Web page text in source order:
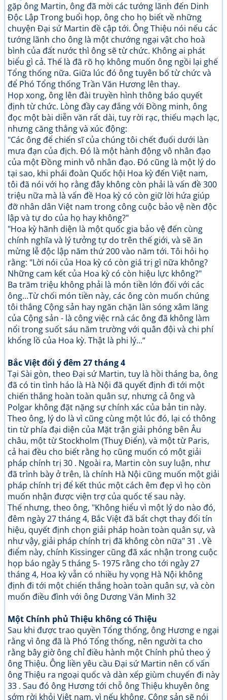
gặp ông Martin, ông đã mời các tướng lãnh đến Dinh
Độc Lập Trong buổi họp, ông cho họ biết về những
chuyện Đại sứ Martin đề cập tới. Ông Thiệu nói nếu các
tướng lãnh cho ông là một chướng ngại vật cho hoà
bình của đất nước thì ông sẽ từ chức. Không ai phát
biểu gì cả. Thế là đã rõ họ không muốn ông ngồi lại ghế
Tổng thống nữa. Giữa lúc đó ông tuyên bố từ chức và
để Phó Tổng thống Trần Văn Hương lên thay.
Họp xong, ông lên đài truyền hình thông báo quyết
định từ chức. Lòng đầy cay đắng với Đồng minh, ông
đọc một bài diễn văn rất dài, tuy rời rạc, thiếu mạch lạc,
nhưng căng thẳng và xúc động:
"Các ông để chiến sĩ của chúng tôi chết đuối dưới làn
mưa đạn của địch. Đó là một hành động vô nhân đạo
của một Đồng minh vô nhân đạo. Đó cũng là một lý do
tại sao, khi phái đoàn Quốc hội Hoa kỳ đến Việt nam,
tôi đã nói với họ rằng đây không còn phải là vấn đề 300
triệu nữa mà là vấn đề Hoa kỳ có còn giữ lời hứa giúp
đỡ nhân dân Việt nam trong công cuộc bảo vệ nền độc
lập và tự do của họ hay không?"
"Hoa kỳ hãnh diện là một quốc gia bảo vệ đến cùng
chính nghĩa và lý tưởng tự do trên thế giới, và sẽ ăn
mừng lễ độc lập năm thứ 200 vào năm tới. Tôi hỏi họ
rằng: "Lời nói của Hoa kỳ có còn giá trị gì nữa không?
Những cam kết của Hoa kỳ có còn hiệu lực không?"
Ba trăm triệu không phải là món tiền lớn đối với các
ông…Từ chối món tiền này, các ông còn muốn chúng
tôi thắng Cộng sản hay ngăn chặn làn sóng xâm lăng
của Cộng sản - là công việc rnà các ông đã không làm
nổi trong suốt sáu năm trường với quân đội và chi phí
khổng lồ của Hoa kỳ. Thật là phi lý...“
Bắc Việt đổi ý đêm 27 tháng 4
Tại Sài gòn, theo Đại sứ Martin, tuy là hồi tháng ba, ông
đã có tin tình háo là Hà Nội đã quyết định đi tới một
chiến thắng hoàn toàn quân sự, nhưng cả ông và
Polgar không đặt nặng sự chính xác của bản tin này.
Theo ông, lý do là vì cũng cùng một lúc đó, lại có thông
tin từ phía đại diện của Mặt trận giải phóng bên Âu
châu, một từ Stockholm (Thuỵ Điển), và một từ Paris,
cả hai đều cho biết rằng họ cũng muốn có một giải
pháp chính trị 30 . Ngoài ra, Martin còn suy luận, như
đã trình bày ở trên, là chính Hà Nội cũng muốn một giải
pháp chính trị để kết thúc một cách êm đẹp vì họ còn
muốn nhận được viện trợ của quốc tế sau này.
Thế nhưng, theo ông, "Không hiểu vì một lý do nào đó,
đêm ngày 27 tháng 4, Bắc Việt đã bất chợt thay đổi tín
hiệu, quyết định chọn giải pháp hoàn toàn quân sự, và
như vậy, giải pháp chính trị đã không còn nữa" 31 . Về
điểm này, chính Kissinger cũng đã xác nhận trong cuộc
họp báo ngày 5 tháng 5- 1975 rằng cho tới ngày 27
tháng 4, Hoa kỳ vẫn có nhiều hy vọng Hà Nội không
định đi tới một chiến thắng hoàn toàn quân sự, và còn
muốn điều đình với ông Dương Văn Minh 32
Một Chính phủ Thiệu không có Thiệu
Sau khi được trao quyền Tổng thống, ông Hương e ngại
rằng vì ông đã là Phó Tổng thống, nên người ta cho
rằng bây giờ ông chỉ điều hành một Chính phủ theo ý
ông Thiệu. Ông liền yêu cầu Đại sứ Martin nên cố vấn
ông Thiệu ra ngoại quốc và dàn xếp giùm chuyến đi này
33 . Sau đó ông Hương tới chỗ ông Thiệu khuyên ông
sớm rời khỏi Việt nam, vì nếu không, Cộng sản sẽ nói